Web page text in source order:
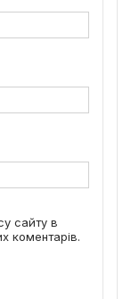
сайту в
коментарів.